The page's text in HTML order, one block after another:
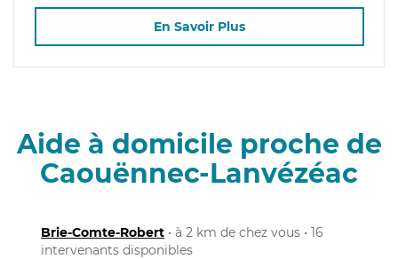
En Savoir Plus
Aide à domicile proche de
Caouënnec-Lanvézéac
Brie-Comte-Robert • à 2 km de chez vous • 16
intervenants disponibles